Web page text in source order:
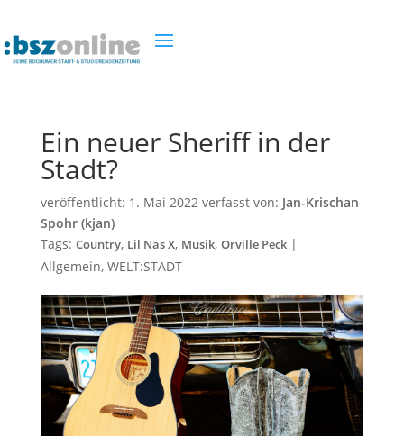
Ein neuer Sheriff in der
Stadt?
veröffentlicht: 1. Mai 2022verfasst von: Jan-Krischan
Spohr (kjan)
Tags: Country, Lil Nas X, Musik, Orville Peck|
Allgemein, WELT:STADT